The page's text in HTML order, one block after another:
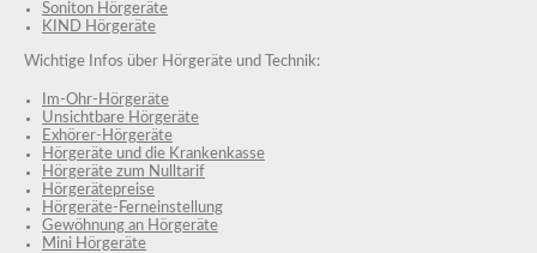
Soniton Hörgeräte
KIND Hörgeräte
Wichtige Infos über Hörgeräte und Technik:
Im-Ohr-Hörgeräte
Unsichtbare Hörgeräte
Exhörer-Hörgeräte
Hörgeräte und die Krankenkasse
Hörgeräte zum Nulltarif
Hörgerätepreise
Hörgeräte-Ferneinstellung
Gewöhnung an Hörgeräte
Mini Hörgeräte